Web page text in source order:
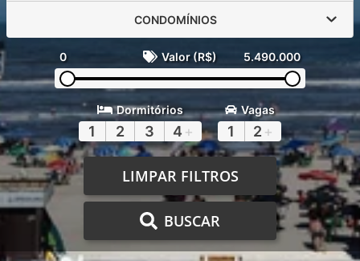
CONDOMÍNIOS
0 Valor (R$) 5.490.000
Dormitórios
1 2 3 4 +
Vagas
1 2 +
LIMPAR FILTROS
BUSCAR